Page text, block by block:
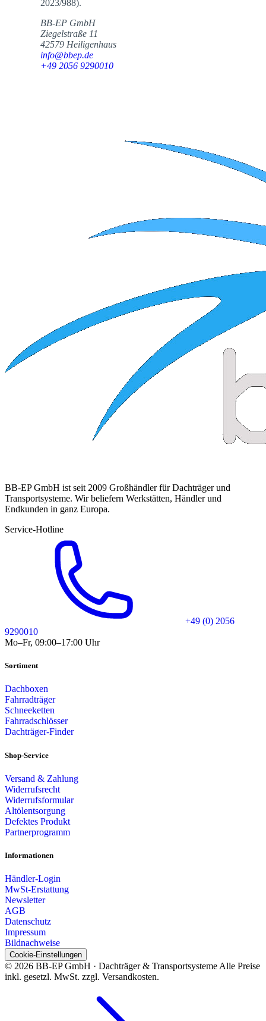
2023/988).
BB-EP GmbH
Ziegelstraße 11
42579 Heiligenhaus
info@bbep.de
+49 2056 9290010
BB-EP GmbH ist seit 2009 Großhändler für Dachträger und
Transportsysteme. Wir beliefern Werkstätten, Händler und
Endkunden in ganz Europa.
Service-Hotline
+49 (0) 2056
9290010
Mo–Fr, 09:00–17:00 Uhr
Sortiment
Dachboxen
Fahrradträger
Schneeketten
Fahrradschlösser
Dachträger-Finder
Shop-Service
Versand & Zahlung
Widerrufsrecht
Widerrufsformular
Altölentsorgung
Defektes Produkt
Partnerprogramm
Informationen
Händler-Login
MwSt-Erstattung
Newsletter
AGB
Datenschutz
Impressum
Bildnachweise
Cookie-Einstellungen
© 2026 BB-EP GmbH · Dachträger & Transportsysteme Alle Preise
inkl. gesetzl. MwSt. zzgl. Versandkosten.